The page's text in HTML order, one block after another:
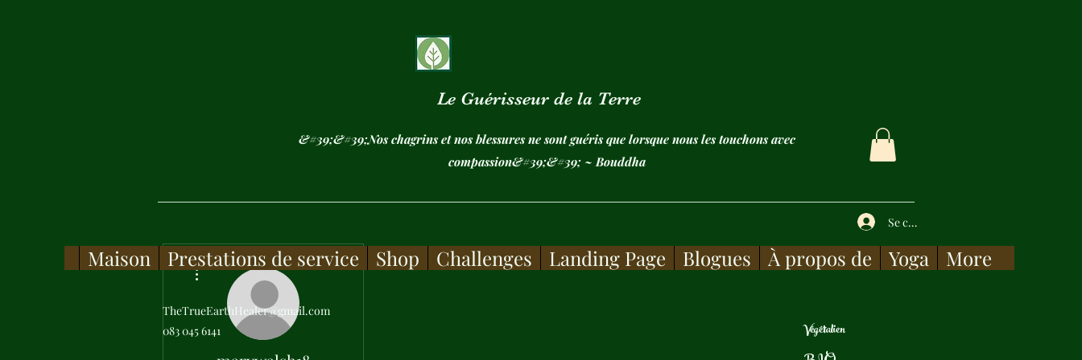
Le Guérisseur de la Terre
&#39;&#39;Nos chagrins et nos blessures ne sont guéris que lorsque nous les touchons avec
compassion&#39;&#39; ~ Bouddha
Se connecter
Maison Prestations de service Shop Challenges Landing Page Blogues À propos de Yoga More
TheTrueEarthHealer@gmail.com
083 045 6141
Végétalien
Plus d'actions